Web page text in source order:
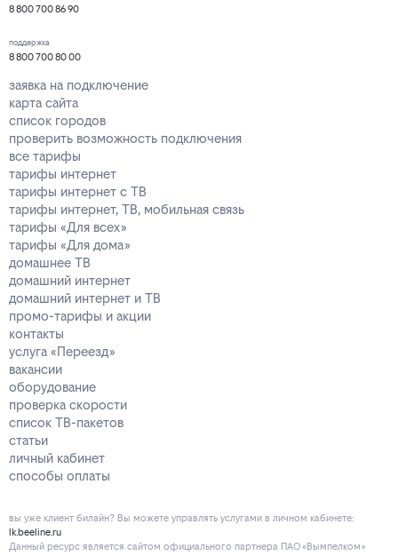
8 800 700 86 90
поддержка
8 800 700 80 00
заявка на подключение
карта сайта
список городов
проверить возможность подключения
все тарифы
тарифы интернет
тарифы интернет с ТВ
тарифы интернет, ТВ, мобильная связь
тарифы «Для всех»
тарифы «Для дома»
домашнее ТВ
домашний интернет
домашний интернет и ТВ
промо-тарифы и акции
контакты
услуга «Переезд»
вакансии
оборудование
проверка скорости
список ТВ-пакетов
статьи
личный кабинет
способы оплаты
вы уже клиент билайн? Вы можете управлять услугами в личнoм кaбинeтe:
lk.beeline.ru
Данный ресурс является сайтом официального партнера ПАО «Вымпелком»